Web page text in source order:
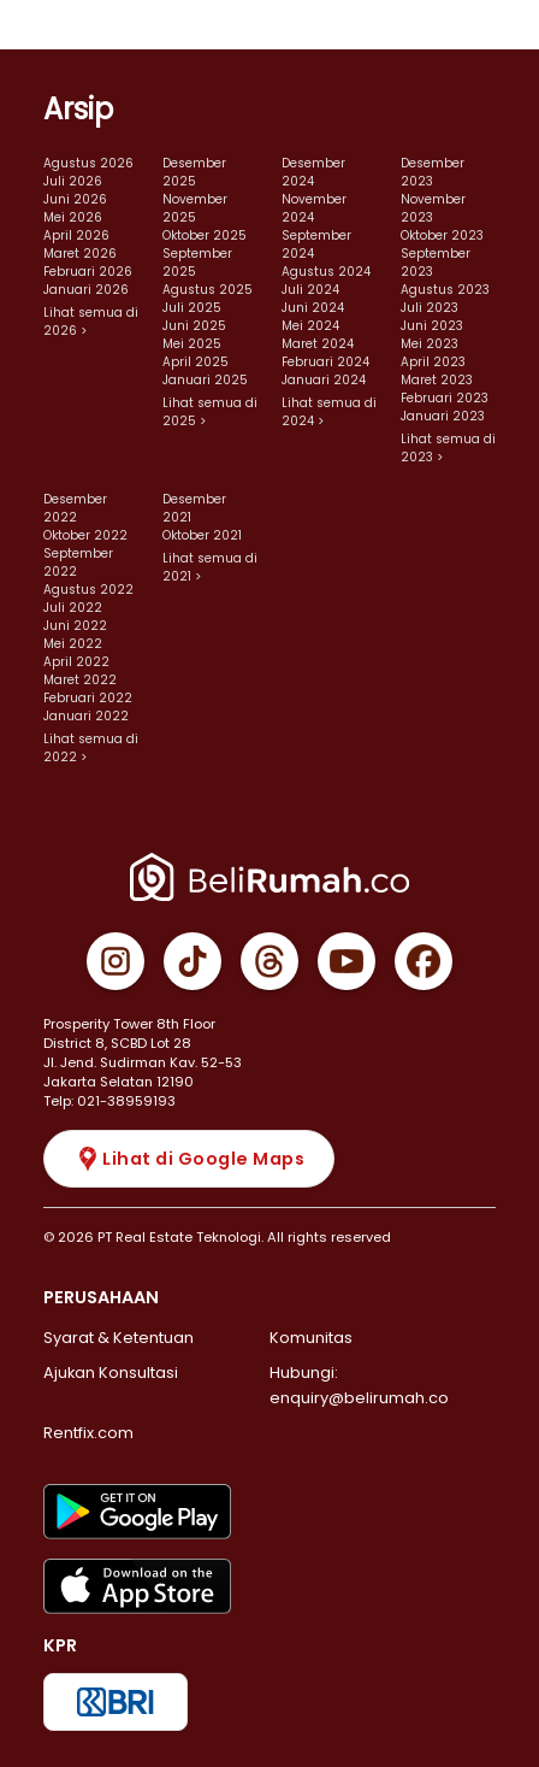
Arsip
Agustus 2026
Juli 2026
Juni 2026
Mei 2026
April 2026
Maret 2026
Februari 2026
Januari 2026
Lihat semua di
2026 >
Desember
2025
November
2025
Oktober 2025
September
2025
Agustus 2025
Juli 2025
Juni 2025
Mei 2025
April 2025
Januari 2025
Lihat semua di
2025 >
Desember
2024
November
2024
September
2024
Agustus 2024
Juli 2024
Juni 2024
Mei 2024
Maret 2024
Februari 2024
Januari 2024
Lihat semua di
2024 >
Desember
2023
November
2023
Oktober 2023
September
2023
Agustus 2023
Juli 2023
Juni 2023
Mei 2023
April 2023
Maret 2023
Februari 2023
Januari 2023
Lihat semua di
2023 >
Desember
2022
Oktober 2022
September
2022
Agustus 2022
Juli 2022
Juni 2022
Mei 2022
April 2022
Maret 2022
Februari 2022
Januari 2022
Lihat semua di
2022 >
Desember
2021
Oktober 2021
Lihat semua di
2021 >
Prosperity Tower 8th Floor
District 8, SCBD Lot 28
JI. Jend. Sudirman Kav. 52-53
Jakarta Selatan 12190
Telp: 021-38959193
Lihat di Google Maps
© 2026 PT Real Estate Teknologi. All rights reserved
PERUSAHAAN
Syarat & Ketentuan
Komunitas
Ajukan Konsultasi
Hubungi:
enquiry@belirumah.co
Rentfix.com
KPR